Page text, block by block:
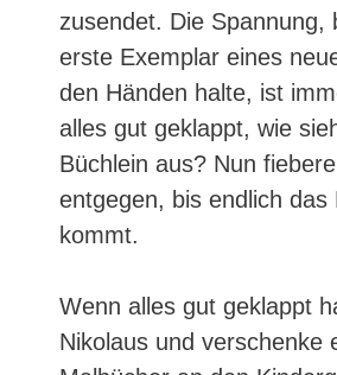
zusendet. Die Spannung,
erste Exemplar eines
den Händen halte, ist
alles gut geklappt, wie
Büchlein aus? Nun
entgegen, bis endlich das
kommt.
Wenn alles gut geklappt
Nikolaus und verschenke